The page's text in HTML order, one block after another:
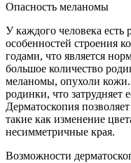
Опасность меланомы
У каждого человека есть
особенностей строения
годами, что является
большое количество
меланомы, опухоли
родинки, что затрудняет
Дерматоскопия
такие как изменение
несимметричные края.
Возможности